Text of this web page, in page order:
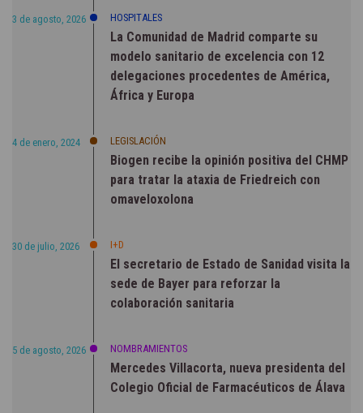
3 de agosto, 2026 HOSPITALES
La Comunidad de Madrid comparte su
modelo sanitario de excelencia con 12
delegaciones procedentes de América,
África y Europa
4 de enero, 2024 LEGISLACIÓN
Biogen recibe la opinión positiva del CHMP
para tratar la ataxia de Friedreich con
omaveloxolona
30 de julio, 2026 I+D
El secretario de Estado de Sanidad visita la
sede de Bayer para reforzar la
colaboración sanitaria
5 de agosto, 2026 NOMBRAMIENTOS
Mercedes Villacorta, nueva presidenta del
Colegio Oficial de Farmacéuticos de Álava